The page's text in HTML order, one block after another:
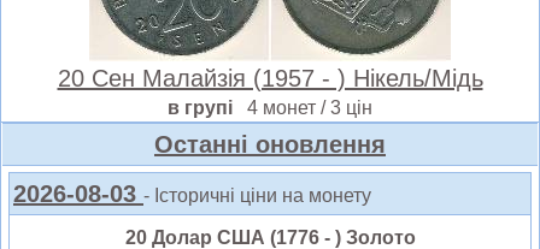
20 Сен Малайзія (1957 - ) Нікель/Мідь
в групі 4 монет / 3 цін
Oстанні оновлення
2026-08-03 - Історичні ціни на монету
20 Долар США (1776 - ) Золото